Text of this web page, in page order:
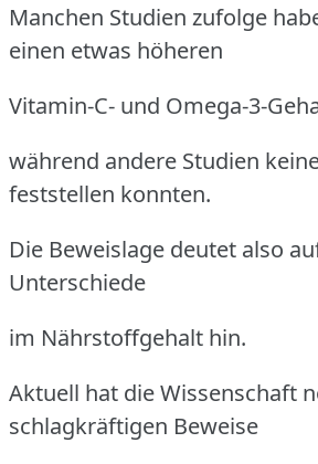
Manchen Studien zufolge
einen etwas höheren
Vitamin-C- und Omega-3-
während andere Studien
feststellen konnten.
Die Beweislage deutet also
Unterschiede
im Nährstoffgehalt hin.
Aktuell hat die Wissenschaft
schlagkräftigen Beweise